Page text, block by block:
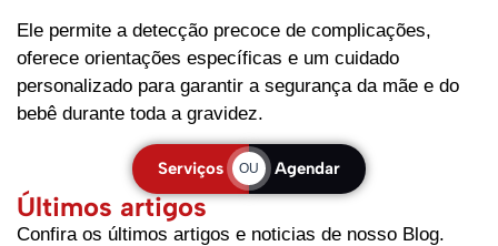
Ele permite a detecção precoce de complicações,
oferece orientações específicas e um cuidado
personalizado para garantir a segurança da mãe e do
bebê durante toda a gravidez.
Serviços OU Agendar
Últimos artigos
Confira os últimos artigos e noticias de nosso Blog.